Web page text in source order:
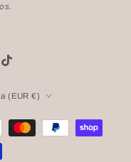
TikTok
(EUR €)